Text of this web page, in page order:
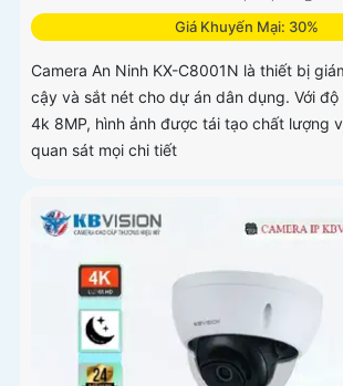
Giá Khuyến Mại: 30%
Camera An Ninh KX-C8001N là thiết bị
cậy và sắt nét cho dự án dân dụng. Với độ
4k 8MP, hình ảnh được tái tạo chất lượng
quan sát mọi chi tiết